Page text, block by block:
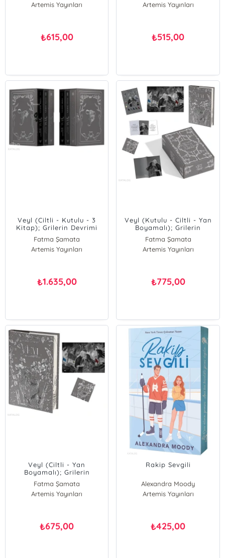
Artemis Yayınları
₺615,00
Artemis Yayınları
₺515,00
Veyl (Ciltli - Kutulu - 3
Kitap); Grilerin Devrimi
Fatma Şamata
Artemis Yayınları
₺1.635,00
Veyl (Kutulu - Ciltli - Yan
Boyamalı); Grilerin
Devrimi
Fatma Şamata
Artemis Yayınları
₺775,00
Veyl (Ciltli - Yan
Boyamalı); Grilerin
Devrimi
Fatma Şamata
Artemis Yayınları
₺675,00
Rakip Sevgili
Alexandra Moody
Artemis Yayınları
₺425,00